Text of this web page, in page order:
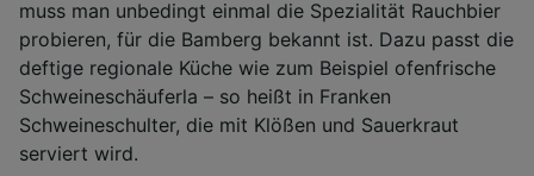
muss man unbedingt einmal die Spezialität Rauchbier
probieren, für die Bamberg bekannt ist. Dazu passt die
deftige regionale Küche wie zum Beispiel ofenfrische
Schweineschäuferla – so heißt in Franken
Schweineschulter, die mit Klößen und Sauerkraut
serviert wird.